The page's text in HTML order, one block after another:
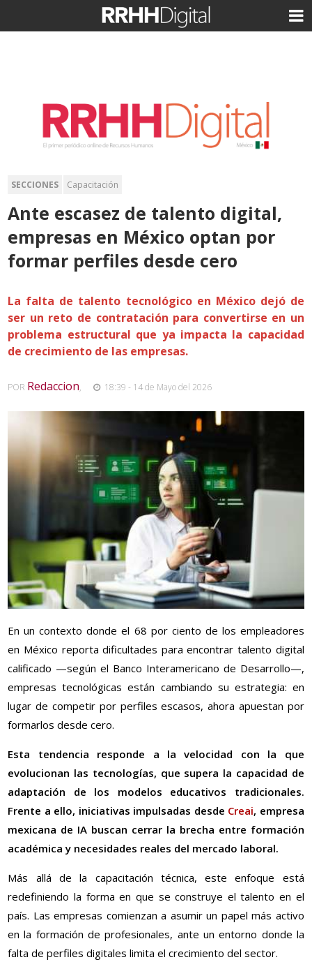
SECCIONES Capacitación
Ante escasez de talento digital,
empresas en México optan por
formar perfiles desde cero
La falta de talento tecnológico en México dejó de
ser un reto de contratación para convertirse en un
problema estructural que ya impacta la capacidad
de crecimiento de las empresas.
POR Redaccion, 18:39 - 14 de Mayo del 2026
En un contexto donde el 68 por ciento de los empleadores
en México reporta dificultades para encontrar talento digital
calificado —según el Banco Interamericano de Desarrollo—,
empresas tecnológicas están cambiando su estrategia: en
lugar de competir por perfiles escasos, ahora apuestan por
formarlos desde cero.
Esta tendencia responde a la velocidad con la que
evolucionan las tecnologías, que supera la capacidad de
adaptación de los modelos educativos tradicionales.
Frente a ello, iniciativas impulsadas desde Creai, empresa
mexicana de IA buscan cerrar la brecha entre formación
académica y necesidades reales del mercado laboral.
Más allá de la capacitación técnica, este enfoque está
redefiniendo la forma en que se construye el talento en el
país. Las empresas comienzan a asumir un papel más activo
en la formación de profesionales, ante un entorno donde la
falta de perfiles digitales limita el crecimiento del sector.